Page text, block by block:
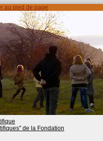
au pied de page
de la Fondation